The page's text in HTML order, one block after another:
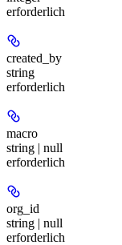
erforderlich
created_by
string
erforderlich
macro
string | null
erforderlich
org_id
string | null
erforderlich